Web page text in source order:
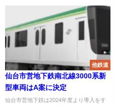
他鉄道
仙台市営地下鉄南北線3000系新
型車両はA案に決定
仙台市営地下鉄は2024年度より導入をす